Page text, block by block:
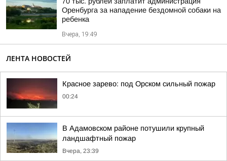
Оренбурга за нападение бездомной собаки на
ребенка
Вчера, 19:49
ЛЕНТА НОВОСТЕЙ
Красное зарево: под Орском сильный пожар
00:24
В Адамовском районе потушили крупный
ландшафтный пожар
Вчера, 23:39